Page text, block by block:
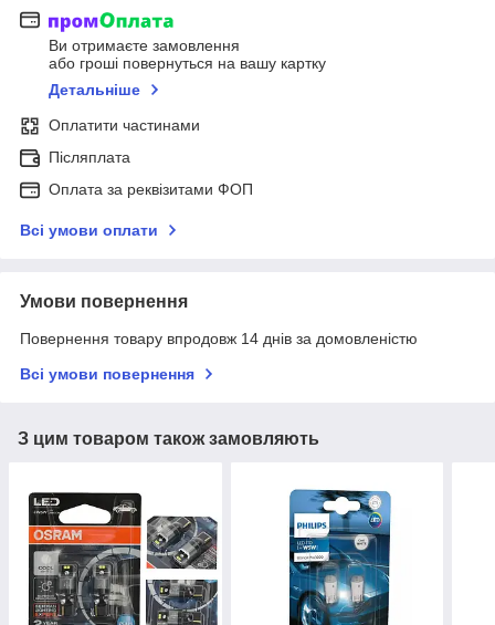
Ви отримаєте замовлення
або гроші повернуться на вашу картку
Детальніше
Оплатити частинами
Післяплата
Оплата за реквізитами ФОП
Всі умови оплати
Умови повернення
Повернення товару впродовж 14 днів за домовленістю
Всі умови повернення
З цим товаром також замовляють